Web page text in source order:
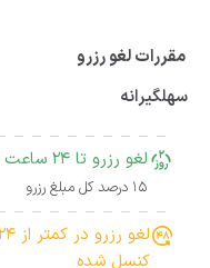
مقررات لغو رزرو
سهلگیرانه
لغو رزرو تا 24 ساعت مانده به زمان ورود روز کنسل شده
15 درصد کل مبلغ رزرو
کنسل شده